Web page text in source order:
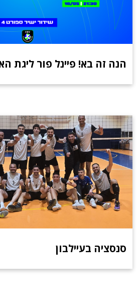
הנה זה בא! פיינל פור ליגת
סנסציה בעיילבון